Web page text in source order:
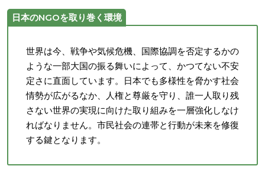
日本のNGOを取り巻く環境
世界は今、戦争や気候危機、国際協調を否定するかの
ような一部大国の振る舞いによって、かつてない不安
定さに直面しています。日本でも多様性を脅かす社会
情勢が広がるなか、人権と尊厳を守り、誰一人取り残
さない世界の実現に向けた取り組みを一層強化しなけ
ればなりません。市民社会の連帯と行動が未来を修復
する鍵となります。